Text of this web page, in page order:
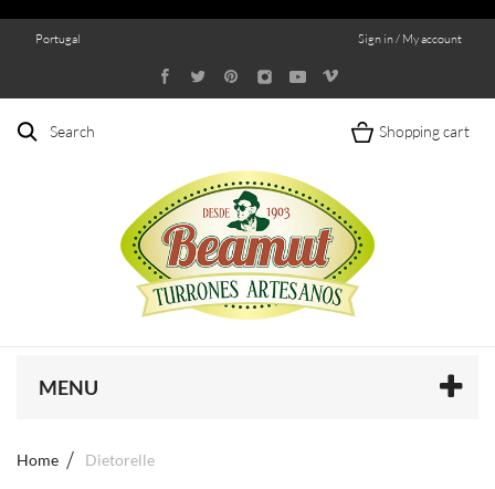
Sign in / My account
Portugal
Search Shopping cart
MENU
Home Dietorelle